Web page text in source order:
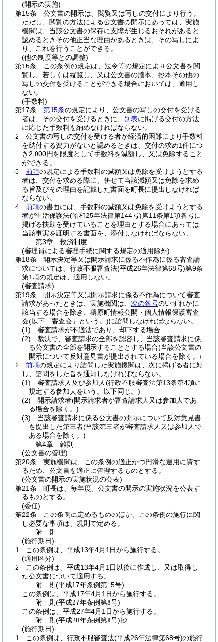
(開示の実施)
第15条
公文書の開示は、閲覧又は写しの交付により行う。
ただし、閲覧の方法による公文書の開示にあっては、実施
機関は、当該公文書の保存に支障が生じるおそれがあると
認めるときその他正当な理由があるときは、その写しによ
り、これを行うことができる。
(他の制度等との調整)
第16条
この条例の規定は、法令等の規定により公文書を閲
覧し、若しくは縦覧し、又は公文書の謄本、抄本その他の
写しの交付を受けることができる場合においては、適用し
ない。
(手数料)
第17条
第15条の規定により、公文書の写しの交付を受ける
者は、その交付を受けるときに、 別表に掲げる交付の方法
に応じた手数料を納めなければならない。
2
公文書の写しの交付を受ける者が経済的困難により手数料
を納付する資力がないと認めるときは、交付の求め1件につ
き2,000円を限度として手数料を減額し、又は免除すること
ができる。
3
前項の規定による手数料の減額又は免除を受けようとする
者は、交付を求める際に、併せて当該減額又は免除を求め
る旨及びその理由を記載した書面を町長に提出しなければ
ならない。
4
前項の書面には、手数料の減額又は免除を受けようとする
者が生活保護法(昭和25年法律第144号)第11条第1項各号に
掲げる扶助を受けていることを理由とする場合にあっては
当該事実を証明する書面を、添付しなければならない。
第3章
救済制度
(審理員による審理手続に関する規定の適用除外)
第18条
開示決定等又は開示請求に係る不作為に係る審査請
求については、行政不服審査法(平成26年法律第68号)第9条
第1項の規定は、適用しない。
(審査請求)
第19条
開示決定等又は開示請求に係る不作為について審査
請求があったときは、実施機関は、 次の各号のいずれかに
該当する場合を除き、檮原町情報公開・個人情報保護審査
会(以下「審査会」という。)に諮問しなければならない。
(1)
審査請求が不適法であり、却下する場合
(2)
裁決で、審査請求の全部を認容し、当該審査請求に係
る公文書の全部を開示することとする場合(当該公文書の
開示について反対意見書が提出されている場合を除く。)
2
前項の規定により諮問した実施機関は、次に掲げる者に対
し、諮問をした旨を通知しなければならない。
(1)
審査請求人及び参加人(行政不服審査法第13条第4項に
規定する参加人をいう。以下同じ。)
(2)
開示請求者(開示請求者が審査請求人又は参加人であ
る場合を除く。)
(3)
当該審査請求に係る公文書の開示について反対意見書
を提出した第三者(当該第三者が審査請求人又は参加人で
ある場合を除く。)
第4章
雑則
(公文書の管理)
第20条
実施機関は、この条例の適正かつ円滑な運用に資す
るため、公文書を適正に管理するものとする。
(公文書の開示の実施状況の公表)
第21条
町長は、毎年度、公文書の開示の実施状況を公表す
るものとする。
(委任)
第22条
この条例に定めるもののほか、この条例の施行に関
し必要な事項は、規則で定める。
附 則
(施行期日)
1
この条例は、平成13年4月1日から施行する。
(適用区分)
2
この条例は、平成13年4月1日以後に作成し、又は取得し
た公文書について適用する。
附 則(平成17年条例第15号)
この条例は、平成17年4月1日から施行する。
附 則(平成27年条例第8号)
この条例は、平成27年4月1日から施行する。
附 則(平成28年条例第8号)抄
(施行期日)
1
この条例は、行政不服審査法(平成26年法律第68号)の施行